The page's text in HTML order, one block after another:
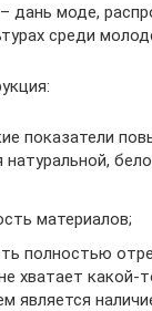
дань моде,
среди
показатели
натуральной,
материалов;
полностью
хватает какой-
является